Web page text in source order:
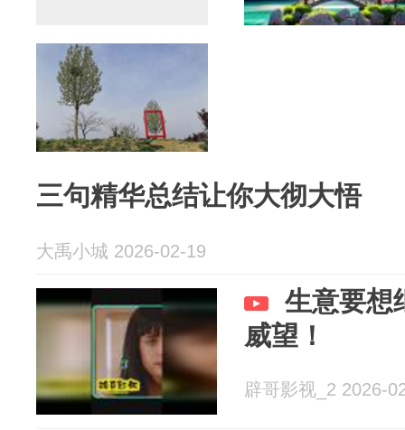
三句精华总结让你大彻大悟
大禹小城 2026-02-19
生意要想
威望！
辟哥影视_2 2026-